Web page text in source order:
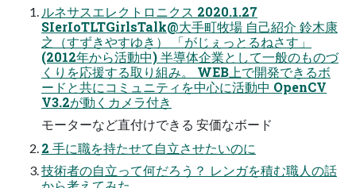
ルネサスエレクトロニクス 2020.1.27
SIerIoTLTGirlsTalk@大手町牧場 自己紹介 鈴木康
之（すずきやすゆき） 「がじぇっとるねさす」
(2012年から活動中) 半導体企業として一般のものづ
くりを応援する取り組み。 WEB上で開発できるボ
ードと共にコミュニティを中心に活動中 OpenCV
V3.2が動くカメラ付き
モーターなど直付けできる 安価なボード
2 手に職を持たせて自立させたいのに
技術者の自立って何だろう？ レンガを積む職人の話